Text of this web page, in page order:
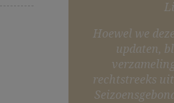
Hoewel we
updaten,
rechtstreeks